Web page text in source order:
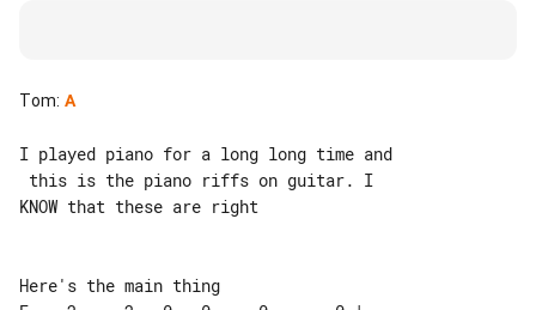
Tom: A
I played piano for a long long time and
KNOW that these are right